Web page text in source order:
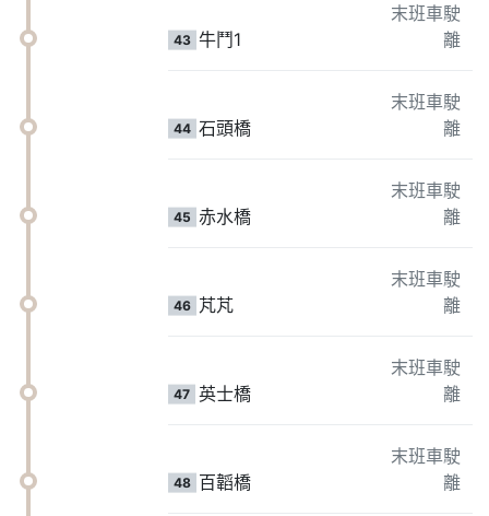
43 牛鬥1
末班車駛
離
44 石頭橋
末班車駛
離
45 赤水橋
末班車駛
離
46 芃芃
末班車駛
離
47 英士橋
末班車駛
離
48 百韜橋
末班車駛
離